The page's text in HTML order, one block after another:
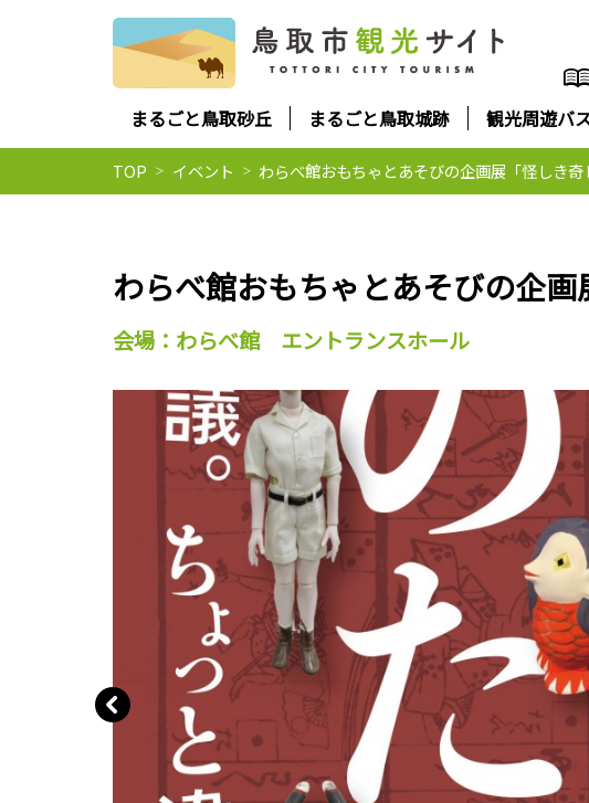
まるごと鳥取砂丘 まるごと鳥取城跡 観光周遊バ
TOP イベント わらべ館おもちゃとあそびの企画展「怪しき奇
わらべ館おもちゃとあそびの企画
会場：わらべ館 エントランスホール